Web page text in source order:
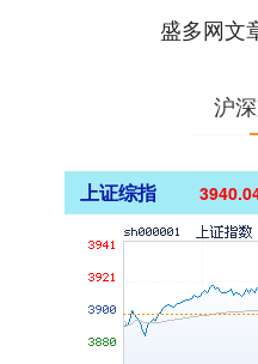
盛多网文
沪
上证综指